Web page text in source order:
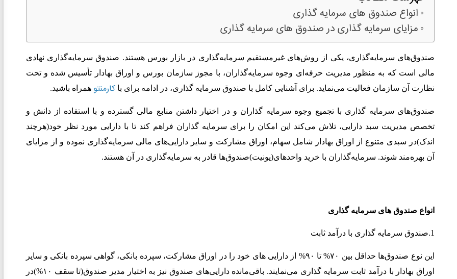
انواع صندوق‌‍ های سرمایه گذاری
مزایای سرمایه گذاری در صندوق های سرمایه گذاری
صندوق‌های سرمایه‌گذاری، یکی از روش‌های غیرمستقیم سرمایه‌گذاری در بازار بورس هستند. صندوق سرمایه‌گذاری نهادی
مالی است که به منظور مدیریت حرفه‌ای وجوه سرمایه‌‌گذاران، با مجوز سازمان بورس و اوراق بهادار تأسیس شده و تحت
نظارت آن سازمان فعالیت می‌نماید. برای آشنایی کامل با صندوق سرمایه گذاری، در ادامه برای با کارمنتو همراه باشید.
صندوق‌‌های سرمایه گذاری با تجمیع وجوه سرمایه‌ گذاران و در اختیار داشتن منابع مالی گسترده و با استفاده از دانش و
تخصص مدیریت سبد دارایی، تلاش می‌کند این امکان را برای سرمایه‌ گذاران فراهم ‌کند تا با دارایی مورد نظر خود(هرچند
اندک)در سبدی متنوع از اوراق بهادار شامل سهام، اوراق مشارکت و سایر دارایی‌های مالی سرمایه‌گذاری نموده و از مزایای
آن بهره‌مند شوند. سرمایه‌گذاران با خرید واحدهای(یونیت)صندوق‌ها قادر به سرمایه‌گذاری در آن هستند.
انواع صندوق‌‍ های سرمایه گذاری
1.صندوق سرمایه گذاری با درآمد ثابت
این نوع صندوق‌ها حداقل بین ۷۰% تا ۹۰% از دارایی های خود را در اوراق مشارکت، سپرده بانکی، گواهی سپرده بانکی و سایر
اوراق بهادار با درآمد ثابت سرمایه گذاری می‌نمایند. باقی‌مانده دارایی‌های صندوق نیز به اختیار مدیر صندوق(تا سقف ۱۰%)در